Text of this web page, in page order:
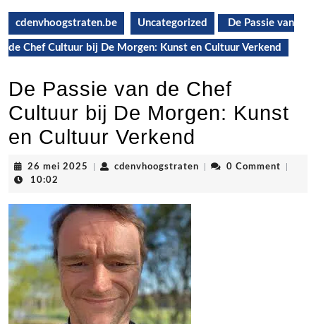
cdenvhoogstraten.be Uncategorized De Passie van
de Chef Cultuur bij De Morgen: Kunst en Cultuur Verkend
De Passie van de Chef
Cultuur bij De Morgen: Kunst
en Cultuur Verkend
26 mei 2025 26
cdenvhoogstraten cdenvhoogstraten
0 Comment
10:02